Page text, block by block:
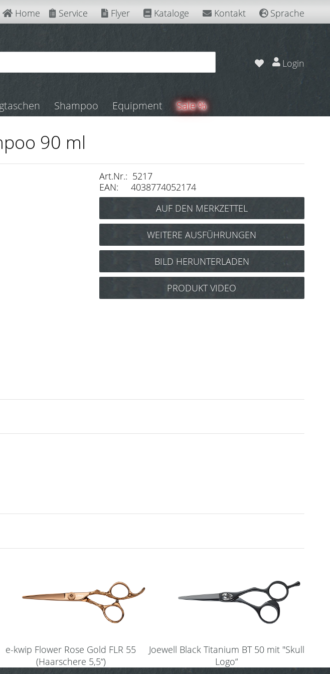
Home Service Flyer Kataloge Kontakt Sprache
Login
Shampoo Equipment Sale %
90 ml
Art.Nr.: 5217
EAN: 4038774052174
WEITERE AUSFÜHRUNGEN
AROMASE Anti-Dandruff Essential Shampoo 90
ml Art.Nr.: 5211
AROMASE Anti-Hair Loss Essential Shampoo 90
ml Art.Nr.: 5215
BILD HERUNTERLADEN
PRODUKT VIDEO
e-kwip Flower Rose Gold FLR 55
(Haarschere 5,5“)
Joewell Black Titanium BT 50 mit "Skull
Logo“